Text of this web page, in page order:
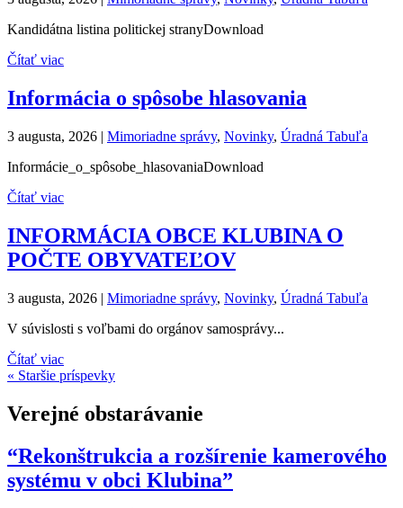
Kandidátna listina politickej stranyDownload
Čítať viac
Informácia o spôsobe hlasovania
3 augusta, 2026 | Mimoriadne správy, Novinky, Úradná Tabuľa
Informácie_o_spôsobe_hlasovaniaDownload
Čítať viac
INFORMÁCIA OBCE KLUBINA O
POČTE OBYVATEĽOV
3 augusta, 2026 | Mimoriadne správy, Novinky, Úradná Tabuľa
V súvislosti s voľbami do orgánov samosprávy...
Čítať viac
« Staršie príspevky
Verejné obstarávanie
“Rekonštrukcia a rozšírenie kamerového
systému v obci Klubina”